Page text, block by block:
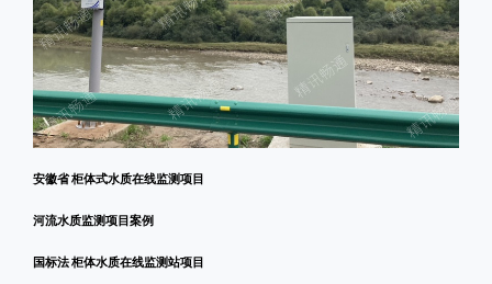
安徽省 柜体式水质在线监测项目
河流水质监测项目案例
国标法 柜体水质在线监测站项目